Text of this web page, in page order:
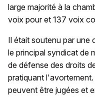
large majorité à la
voix pour et 137 voix
Il était soutenu par une
le principal syndicat de
de défense des droits
pratiquant
peuvent être jugées et